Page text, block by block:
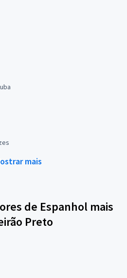
mais
de Espanhol mais
Preto